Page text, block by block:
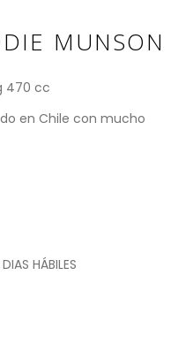
MUNSON
470 cc
en Chile con mucho
HÁBILES